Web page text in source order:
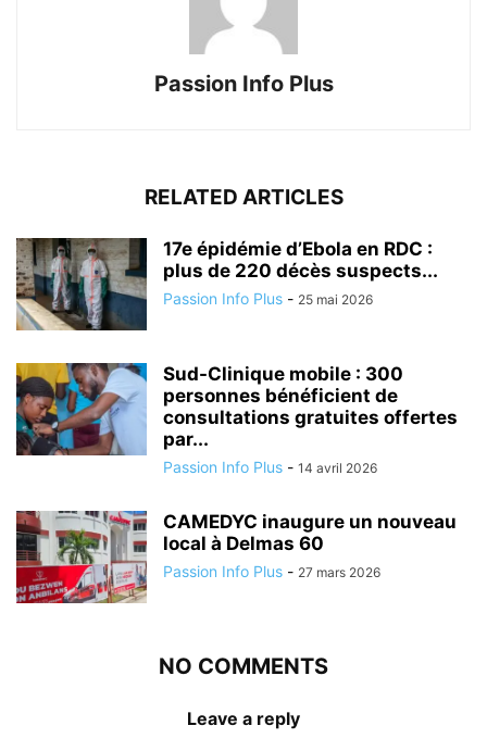
Passion Info Plus
RELATED ARTICLES
17e épidémie d’Ebola en RDC :
plus de 220 décès suspects...
Passion Info Plus - 25 mai 2026
Sud-Clinique mobile : 300
personnes bénéficient de
consultations gratuites offertes
par...
Passion Info Plus - 14 avril 2026
CAMEDYC inaugure un nouveau
local à Delmas 60
Passion Info Plus - 27 mars 2026
NO COMMENTS
Leave a reply